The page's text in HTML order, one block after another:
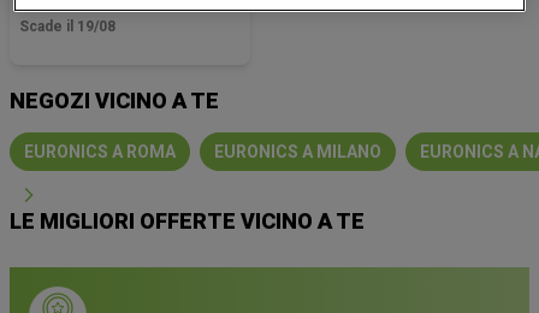
Scade il 19/08
NEGOZI VICINO A TE
EURONICS A ROMA EURONICS A MILANO EURONICS A
LE MIGLIORI OFFERTE VICINO A TE